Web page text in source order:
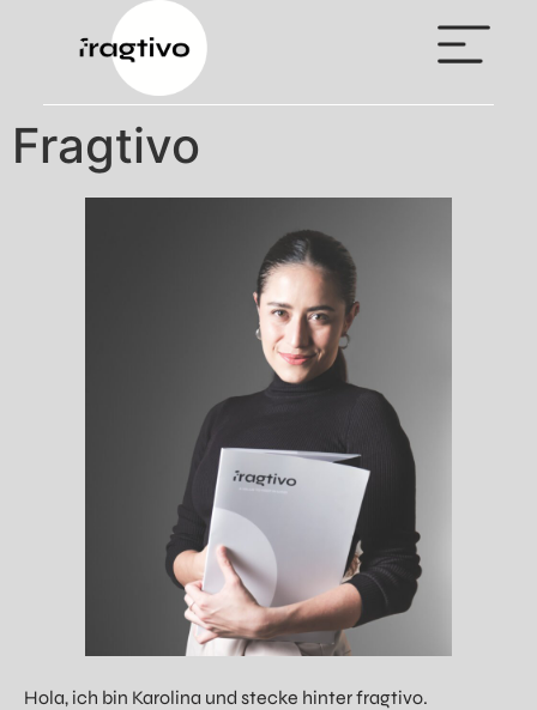
Fragtivo
Hola, ich bin Karolina und stecke hinter fragtivo.